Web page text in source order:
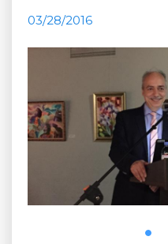
03/28/2016